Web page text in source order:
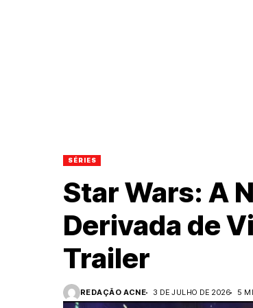
SÉRIES
Star Wars: A
Derivada de
Trailer
REDAÇÃO ACNE 3 DE JULHO DE 2026 5